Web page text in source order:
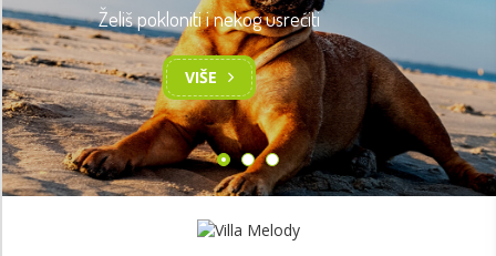
Želiš pokloniti i nekog usrećiti
VIŠE
TRENING OSNOVA POSLUŠNOSTI
PASA
VIŠE